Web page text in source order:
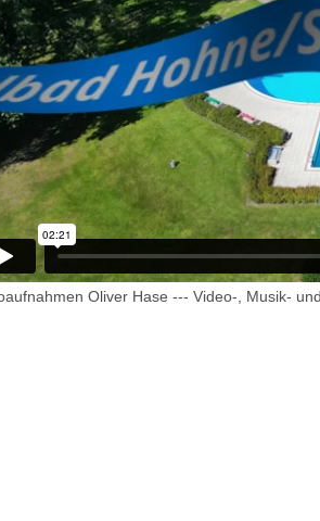
Oliver Hase --- Video-, Musik-